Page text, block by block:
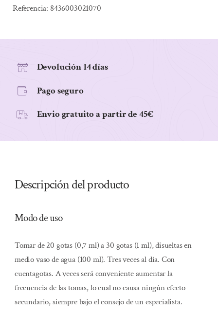
cantidad
Referencia: 8436003021070
Devolución 14 días
Pago seguro
Envio gratuito a partir de 45€
Descripción del producto
Modo de uso
Tomar de 20 gotas (0,7 ml) a 30 gotas (1 ml), disueltas en
medio vaso de agua (100 ml). Tres veces al día. Con
cuentagotas. A veces será conveniente aumentar la
frecuencia de las tomas, lo cual no causa ningún efecto
secundario, siempre bajo el consejo de un especialista.